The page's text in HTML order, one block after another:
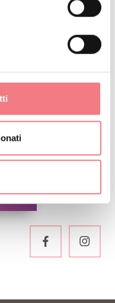
Dolomiti Bellunesi!
itinerari, idee e
ogni stagione.